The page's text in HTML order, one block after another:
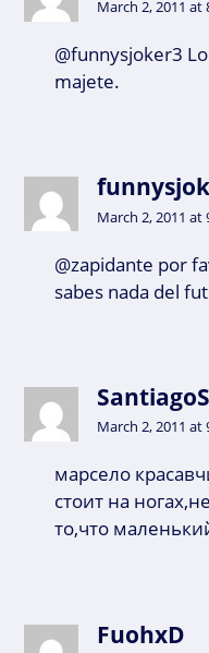
March 2, 2011 at
@funnysjoker3
majete.
March 2, 2011 at
@zapidante por
sabes nada del
March 2, 2011 at
марсело
стоит на
то,что
FuohxD